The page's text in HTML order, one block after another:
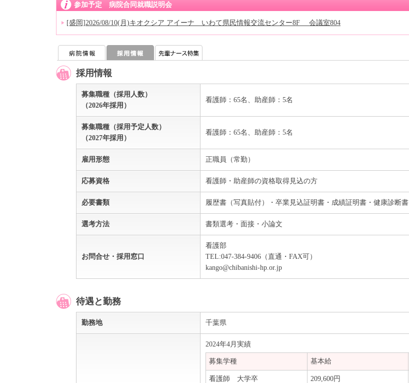
参加予定 病院合同就職説明会
[盛岡]2026/08/10(月)キオクシア アイーナ いわて県民情報交流センター8F 会議室804
採用情報
募集職種（採用人数）
（2026年採用）
看護師：65名、助産師：5名
募集職種（採用予定人数）
（2027年採用）
看護師：65名、助産師：5名
雇用形態 正職員（常勤）
応募資格 看護師・助産師の資格取得見込の方
必要書類 履歴書（写真貼付）・卒業見込証明書・成績証明書・健康診断書
選考方法 書類選考・面接・小論文
お問合せ・採用窓口
看護部
TEL:047-384-9406（直通・FAX可）
kango@chibanishi-hp.or.jp
待遇と勤務
勤務地 千葉県
2024年4月実績
募集学種 基本給
看護師 大学卒 209,600円